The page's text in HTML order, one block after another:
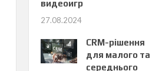
видеоигр
27.08.2024
CRM-рішення
для малого та
середнього